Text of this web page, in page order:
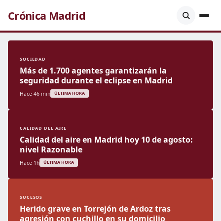
Crónica Madrid
SOCIEDAD
Más de 1.700 agentes garantizarán la
seguridad durante el eclipse en Madrid
Hace 46 min ÚLTIMA HORA
CALIDAD DEL AIRE
Calidad del aire en Madrid hoy 10 de agosto:
nivel Razonable
Hace 1h ÚLTIMA HORA
SUCESOS
Herido grave en Torrejón de Ardoz tras
agresión con cuchillo en su domicilio